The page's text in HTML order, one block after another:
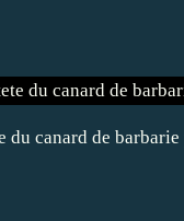
du canard de barbarie